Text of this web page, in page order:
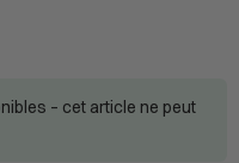
– cet article ne peut